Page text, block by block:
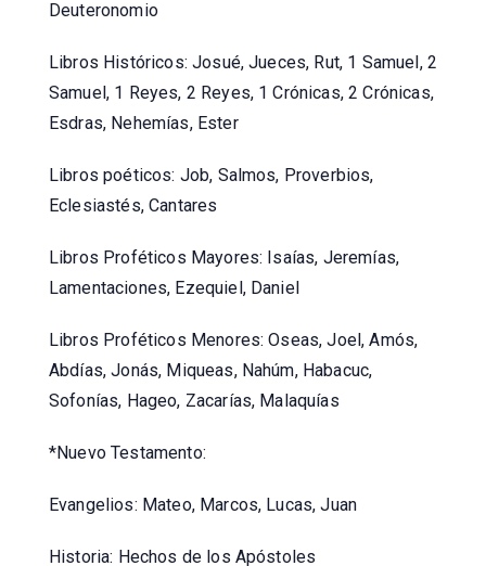
Deuteronomio
Libros Históricos: Josué, Jueces, Rut, 1 Samuel, 2
Samuel, 1 Reyes, 2 Reyes, 1 Crónicas, 2 Crónicas,
Esdras, Nehemías, Ester
Libros poéticos: Job, Salmos, Proverbios,
Eclesiastés, Cantares
Libros Proféticos Mayores: Isaías, Jeremías,
Lamentaciones, Ezequiel, Daniel
Libros Proféticos Menores: Oseas, Joel, Amós,
Abdías, Jonás, Miqueas, Nahúm, Habacuc,
Sofonías, Hageo, Zacarías, Malaquías
*Nuevo Testamento:
Evangelios: Mateo, Marcos, Lucas, Juan
Historia: Hechos de los Apóstoles